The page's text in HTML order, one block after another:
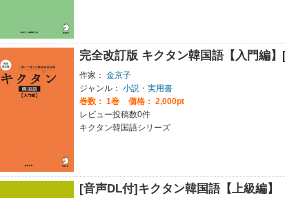
完全改訂版 キクタン韓国語【入門編
作家： 金京子
ジャンル： 小説・実用書
巻数： 1巻
価格： 2,000pt
レビュー投稿数0件
キクタン韓国語シリーズ
[音声DL付]キクタン韓国語【上級編】